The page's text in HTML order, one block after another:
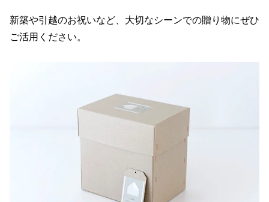
新築や引越のお祝いなど、大切なシーンでの贈り物にぜひ
ご活用ください。